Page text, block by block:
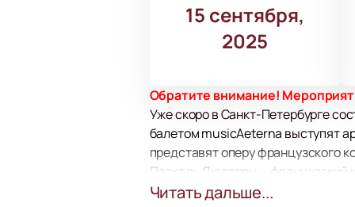
15 сентября,
2025
Обратите внимание!
Уже скоро в Санкт-Петербурге
балетом musicAeterna выступят
представят оперу французского
Паскаль Дюсапен — французский
заслужил признание
Читать дальше...